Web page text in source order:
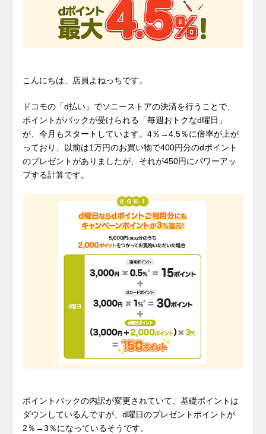
こんにちは、店員よねっちです。
ドコモの「d払い」でソニーストアの決済を行うことで、
ポイントがバックが受けられる「毎週おトクなd曜日」
が、今月もスタートしています。4％→4.5％に倍率が上が
っており、以前は1万円のお買い物で400円分のdポイント
のプレゼントがありましたが、それが450円にパワーアッ
プする計算です。
ポイントバックの内訳が変更されていて、基礎ポイントは
ダウンしているんですが、d曜日のプレゼントポイントが
2％→3％になっているそうです。